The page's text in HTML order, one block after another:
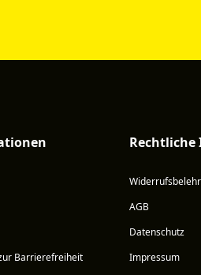
Barrierefreiheit
AGB
Datenschutz
Impressum